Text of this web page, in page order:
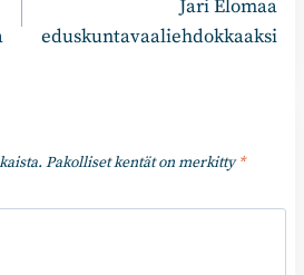
Jari Elomaa
eduskuntavaaliehdokkaaksi
Pakolliset kentät on merkitty*